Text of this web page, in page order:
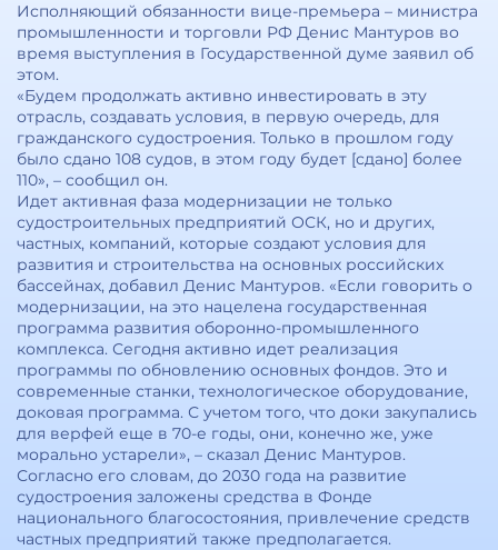
Исполняющий обязанности вице-премьера – министра
промышленности и торговли РФ Денис Мантуров во
время выступления в Государственной думе заявил об
этом.
«Будем продолжать активно инвестировать в эту
отрасль, создавать условия, в первую очередь, для
гражданского судостроения. Только в прошлом году
было сдано 108 судов, в этом году будет [сдано] более
110», – сообщил он.
Идет активная фаза модернизации не только
судостроительных предприятий ОСК, но и других,
частных, компаний, которые создают условия для
развития и строительства на основных российских
бассейнах, добавил Денис Мантуров. «Если говорить о
модернизации, на это нацелена государственная
программа развития оборонно-промышленного
комплекса. Сегодня активно идет реализация
программы по обновлению основных фондов. Это и
современные станки, технологическое оборудование,
доковая программа. С учетом того, что доки закупались
для верфей еще в 70-е годы, они, конечно же, уже
морально устарели», – сказал Денис Мантуров.
Согласно его словам, до 2030 года на развитие
судостроения заложены средства в Фонде
национального благосостояния, привлечение средств
частных предприятий также предполагается.